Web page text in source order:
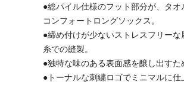
●総パイル仕様のフット部分が、タ
コンフォートロングソックス。
●締め付けが少ないストレスフリー
糸での縫製。
●独特な味のある表面感を醸し出すた
●トーナルな刺繍ロゴでミニマルに仕